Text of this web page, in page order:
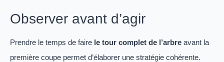
Observer avant d’agir
Prendre le temps de faire le tour complet de l’arbre avant la
première coupe permet d’élaborer une stratégie cohérente.